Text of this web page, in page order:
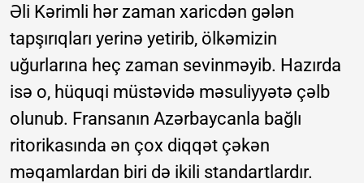
Əli Kərimli hər zaman xaricdən gələn
tapşırıqları yerinə yetirib, ölkəmizin
uğurlarına heç zaman sevinməyib. Hazırda
isə o, hüquqi müstəvidə məsuliyyətə çəlb
olunub. Fransanın Azərbaycanla bağlı
ritorikasında ən çox diqqət çəkən
məqamlardan biri də ikili standartlardır.